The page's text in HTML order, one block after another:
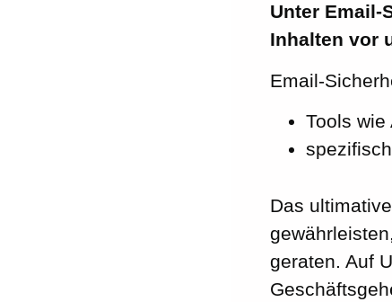
Unter Email-
Inhalten vor
Email-
Tools
Das
geraten. Auf